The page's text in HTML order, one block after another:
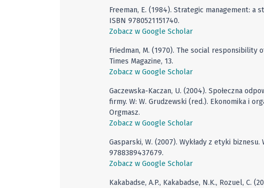
Freeman, E. (1984). Strategic management:
ISBN 9780521151740.
Zobacz w Google Scholar
Friedman, M. (1970). The social
Times Magazine, 13.
Zobacz w Google Scholar
Gaczewska-Kaczan, U. (2004). Społeczna
firmy. W: W. Grudzewski (red.). Ekonomika i
Orgmasz.
Zobacz w Google Scholar
Gasparski, W. (2007). Wykłady z etyki biznesu.
9788389437679.
Zobacz w Google Scholar
Kakabadse, A.P., Kakabadse, N.K., Rozuel, C.